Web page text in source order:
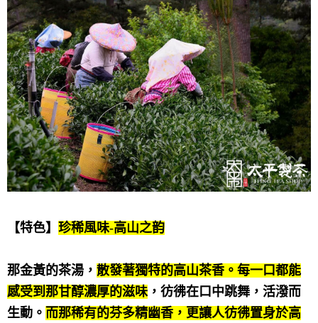
【特色】 珍稀風味-高山之韵
那金黃的茶湯， 散發著獨特的高山茶香。每一口都能
感受到那甘醇濃厚的滋味 ， 彷彿在口中跳舞， 活潑而
生動。 而那稀有的芬多精幽香，更讓人彷彿置身於高